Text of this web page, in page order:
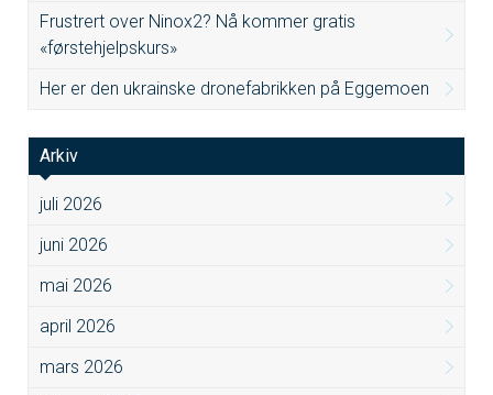
Frustrert over Ninox2? Nå kommer gratis
«førstehjelpskurs»
Her er den ukrainske dronefabrikken på Eggemoen
Arkiv
juli 2026
juni 2026
mai 2026
april 2026
mars 2026